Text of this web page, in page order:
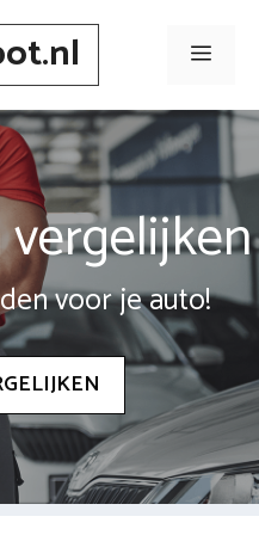
Menu
voor je auto!